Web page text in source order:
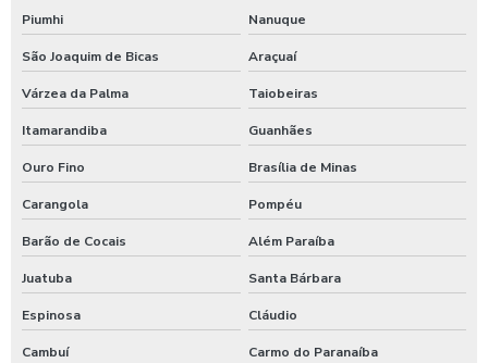
Moedeiro para calibrador de pneus
Moedeiro tarifador para calibrador de pneus
Pastilha de cloro para tratamento de água
Polímero catiônico tratamento de água
Posto com aspirador self service
Posto com aspirador self service sp
Posto de lavagem de caminhões
Produto para higienização interna de veiculos
Piumhi Nanuque
São Joaquim de Bicas Araçuaí
Várzea da Palma Taiobeiras
Itamarandiba Guanhães
Ouro Fino Brasília de Minas
Carangola Pompéu
Barão de Cocais Além Paraíba
Juatuba Santa Bárbara
Espinosa Cláudio
Cambuí Carmo do Paranaíba